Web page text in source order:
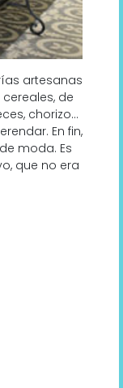
artesanas
de
chorizo…
En fin,
moda. Es
que no era